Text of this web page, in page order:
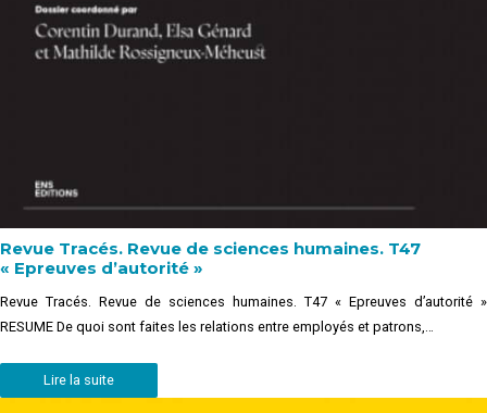
Revue Tracés. Revue de sciences humaines. T47
« Epreuves d’autorité »
Revue Tracés. Revue de sciences humaines. T47 « Epreuves d’autorité »
RESUME De quoi sont faites les relations entre employés et patrons,…
Lire la suite